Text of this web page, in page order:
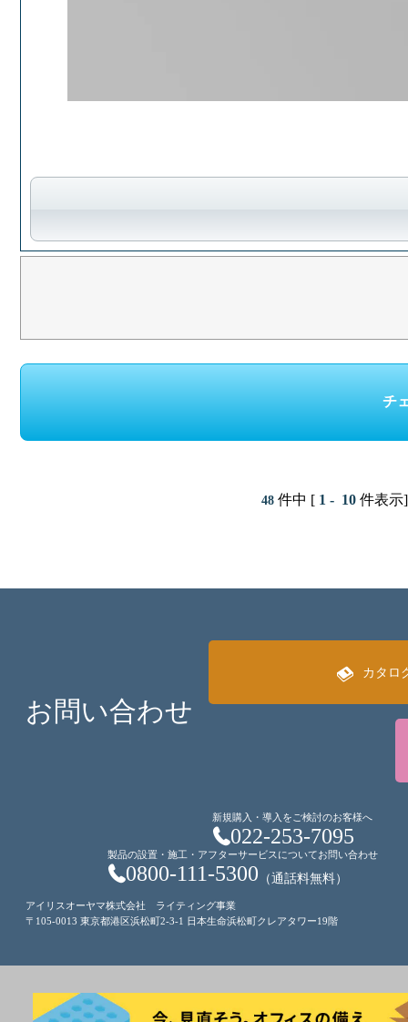
48件中 [ 1 - 10件表示]
お問い合わせ
カタロ
新規購入・導入をご検討のお客様へ
022-253-7095
製品の設置・施工・アフターサービスについてお問い合わせ
0800-111-5300 （通話料無料）
アイリスオーヤマ株式会社 ライティング事業
〒105-0013 東京都港区浜松町2-3-1 日本生命浜松町クレアタワー19階